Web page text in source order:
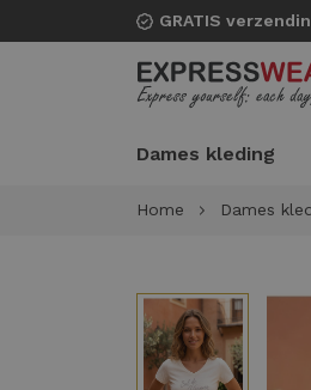
GRATIS
Dames kleding
Home Dames